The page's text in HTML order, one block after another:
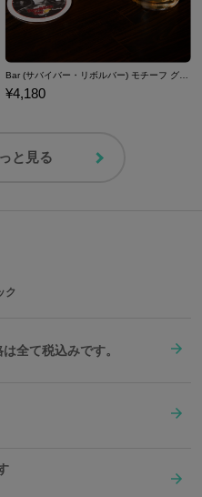
Bar (サバイバー・リボルバー) モチーフ グラス&ペーパーコースターセット 龍が如く
¥4,180
と見る
ク
全て税込みです。